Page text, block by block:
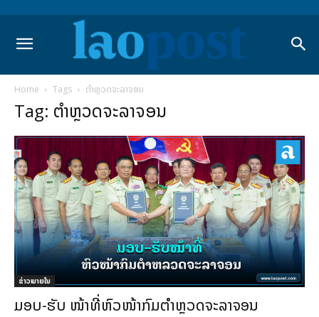
Home Tags ຕຳຫຼວດຈະລາຈອນ
Tag: ຕຳຫຼວດຈະລາຈອນ
ຂ່າວພາຍ​ໃນ
ມອບ-ຮັບ ໜ້າທີ່ຫົວໜ້າກົມຕຳຫຼວດຈະລາຈອນ